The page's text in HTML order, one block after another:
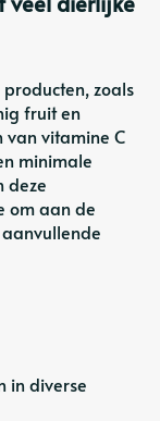
zoals
fruit en
vitamine C
minimale
deze
om aan de
in diverse